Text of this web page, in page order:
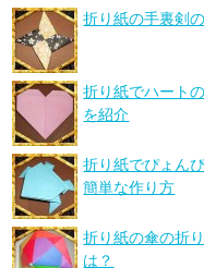
折り紙の手裏剣
折り紙でハート
を紹介
折り紙でぴょん
簡単な作り方
折り紙の傘の折
は？